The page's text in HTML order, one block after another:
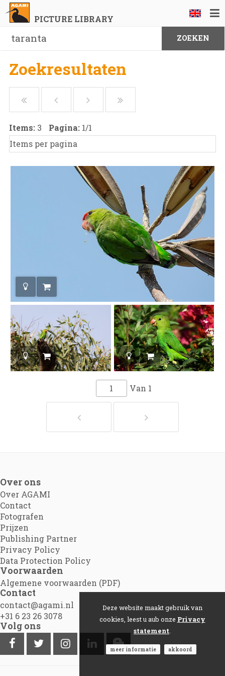
PICTURE LIBRARY
Zoekresultaten
Items: 3 Pagina: 1/1
Van 1
Over ons
Over AGAMI
Contact
Fotografen
Prijzen
Publishing Partner
Privacy Policy
Data Protection Policy
Voorwaarden
Algemene voorwaarden (PDF)
Contact
contact@agami.nl
+31 6 23 26 3078
Volg ons
Deze website maakt gebruik van
cookies, leest u aub onze Privacy
statement
meer informatie akkoord